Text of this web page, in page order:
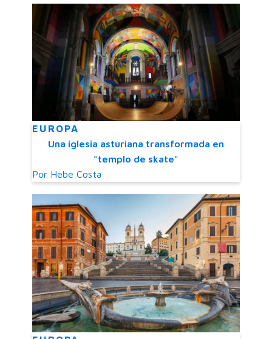
EUROPA
Una iglesia asturiana transformada en
"templo de skate"
Por Hebe Costa